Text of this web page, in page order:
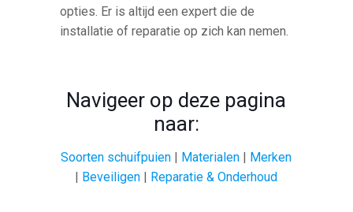
opties. Er is altijd een expert die de
installatie of reparatie op zich kan nemen.
Navigeer op deze pagina
naar:
Soorten schuifpuien | Materialen | Merken
| Beveiligen | Reparatie & Onderhoud